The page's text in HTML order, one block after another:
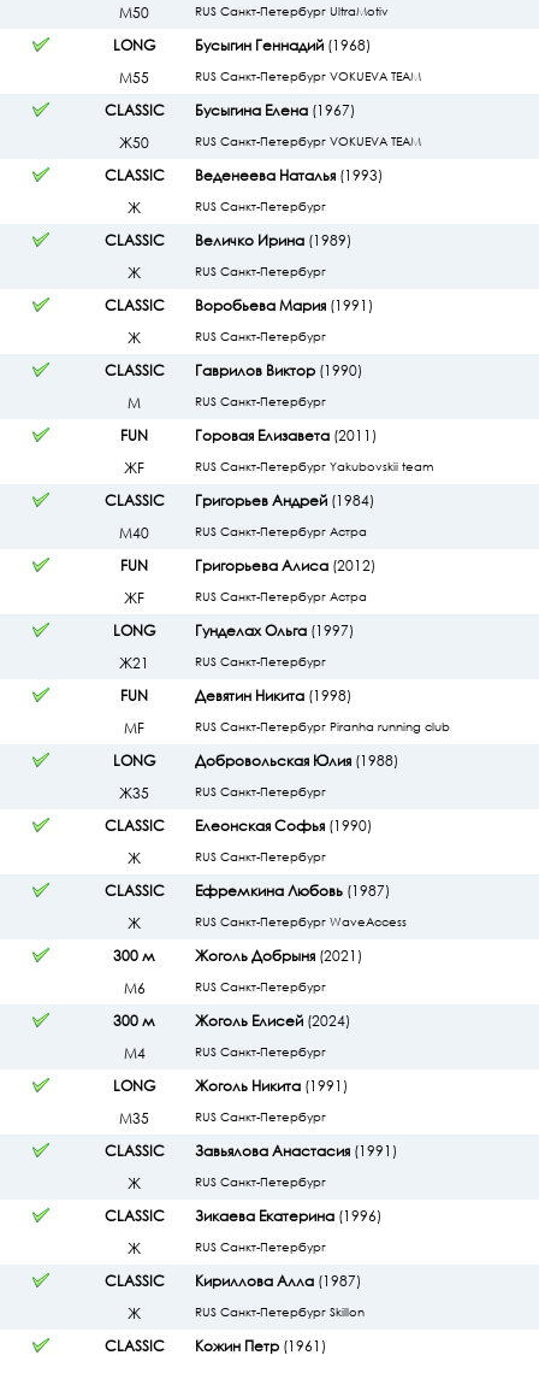
М50
RUS Санкт-Петербург UltraMotiv
LONG
М55
Бусыгин Геннадий(1968)
RUS Санкт-Петербург VOKUEVA TEAM
CLASSIC
Ж50
Бусыгина Елена(1967)
RUS Санкт-Петербург VOKUEVA TEAM
CLASSIC
Ж
Веденеева Наталья(1993)
RUS Санкт-Петербург
CLASSIC
Ж
Величко Ирина(1989)
RUS Санкт-Петербург
CLASSIC
Ж
Воробьева Мария(1991)
RUS Санкт-Петербург
CLASSIC
М
Гаврилов Виктор(1990)
RUS Санкт-Петербург
FUN
ЖF
Горовая Елизавета(2011)
RUS Санкт-Петербург Yakubovskii team
CLASSIC
М40
Григорьев Андрей(1984)
RUS Санкт-Петербург Астра
FUN
ЖF
Григорьева Алиса(2012)
RUS Санкт-Петербург Астра
LONG
Ж21
Гунделах Ольга(1997)
RUS Санкт-Петербург
FUN
МF
Девятин Никита(1998)
RUS Санкт-Петербург Piranha running club
LONG
Ж35
Добровольская Юлия(1988)
RUS Санкт-Петербург
CLASSIC
Ж
Елеонская Софья(1990)
RUS Санкт-Петербург
CLASSIC
Ж
Ефремкина Любовь(1987)
RUS Санкт-Петербург WaveAccess
300 м
М6
Жоголь Добрыня(2021)
RUS Санкт-Петербург
300 м
М4
Жоголь Елисей(2024)
RUS Санкт-Петербург
LONG
М35
Жоголь Никита(1991)
RUS Санкт-Петербург
CLASSIC
Ж
Завьялова Анастасия(1991)
RUS Санкт-Петербург
CLASSIC
Ж
Зикаева Екатерина(1996)
RUS Санкт-Петербург
CLASSIC
Ж
Кириллова Алла(1987)
RUS Санкт-Петербург Skillon
CLASSIC
Кожин Петр(1961)